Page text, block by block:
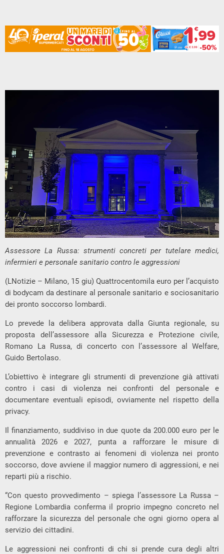
Assessore La Russa: strumenti concreti per tutelare medici,
infermieri e personale sanitario contro le aggressioni
(LNotizie – Milano, 15 giu) Quattrocentomila euro per l’acquisto
di bodycam da destinare al personale sanitario e sociosanitario
dei pronto soccorso lombardi.
Lo prevede la delibera approvata dalla Giunta regionale, su
proposta dell’assessore alla Sicurezza e Protezione civile,
Romano La Russa, di concerto con l’assessore al Welfare,
Guido Bertolaso.
L’obiettivo è integrare gli strumenti di prevenzione già attivati
contro i casi di violenza nei confronti del personale e
documentare eventuali episodi, ovviamente nel rispetto della
privacy.
Il finanziamento, suddiviso in due quote da 200.000 euro per le
annualità 2026 e 2027, punta a rafforzare le misure di
prevenzione e contrasto ai fenomeni di violenza nei pronto
soccorso, dove avviene il maggior numero di aggressioni, e nei
reparti più a rischio.
“Con questo provvedimento – spiega l’assessore La Russa –
Regione Lombardia conferma il proprio impegno concreto nel
rafforzare la sicurezza del personale che ogni giorno opera al
servizio dei cittadini.
Le aggressioni nei confronti di chi si prende cura degli altri